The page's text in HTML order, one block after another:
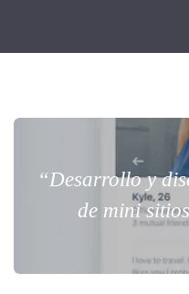
“Desarrollo y
de mini